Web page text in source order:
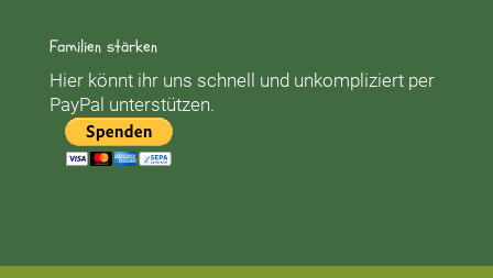
Familien stärken
Hier könnt ihr uns schnell und unkompliziert per
PayPal unterstützen.